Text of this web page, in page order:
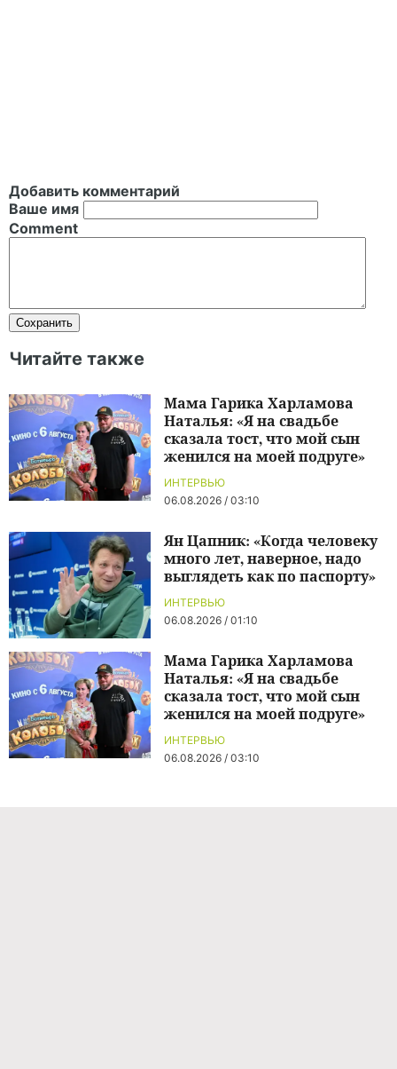
Добавить комментарий
Ваше имя
Comment
Читайте также
ИНТЕРВЬЮ
06.08.2026 / 03:10
Мама Гарика Харламова
Наталья: «Я на свадьбе
сказала тост, что мой сын
женился на моей подруге»
ИНТЕРВЬЮ
06.08.2026 / 01:10
Ян Цапник: «Когда человеку
много лет, наверное, надо
выглядеть как по паспорту»
ИНТЕРВЬЮ
06.08.2026 / 03:10
Мама Гарика Харламова
Наталья: «Я на свадьбе
сказала тост, что мой сын
женился на моей подруге»